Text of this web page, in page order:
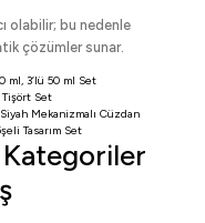
olabilir; bu nedenle
çözümler sunar.
ml, 3’lü 50 ml Set
Tişört Set
Siyah Mekanizmalı Cüzdan
Tasarım Set